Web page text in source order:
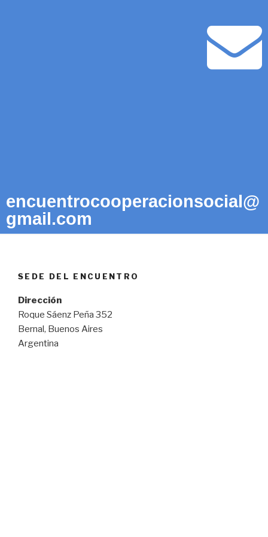
encuentrocooperacionsocial@
gmail.com
SEDE DEL ENCUENTRO
Dirección
Roque Sáenz Peña 352
Bernal, Buenos Aires
Argentina